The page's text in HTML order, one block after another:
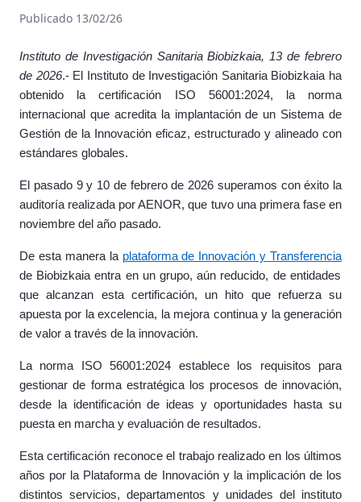
Publicado 13/02/26
Instituto de Investigación Sanitaria Biobizkaia, 13 de febrero
de 2026.- El Instituto de Investigación Sanitaria Biobizkaia ha
obtenido la certificación ISO 56001:2024, la norma
internacional que acredita la implantación de un Sistema de
Gestión de la Innovación eficaz, estructurado y alineado con
estándares globales.
El pasado 9 y 10 de febrero de 2026 superamos con éxito la
auditoría realizada por AENOR, que tuvo una primera fase en
noviembre del año pasado.
De esta manera la plataforma de Innovación y Transferencia
de Biobizkaia entra en un grupo, aún reducido, de entidades
que alcanzan esta certificación, un hito que refuerza su
apuesta por la excelencia, la mejora continua y la generación
de valor a través de la innovación.
La norma ISO 56001:2024 establece los requisitos para
gestionar de forma estratégica los procesos de innovación,
desde la identificación de ideas y oportunidades hasta su
puesta en marcha y evaluación de resultados.
Esta certificación reconoce el trabajo realizado en los últimos
años por la Plataforma de Innovación y la implicación de los
distintos servicios, departamentos y unidades del instituto